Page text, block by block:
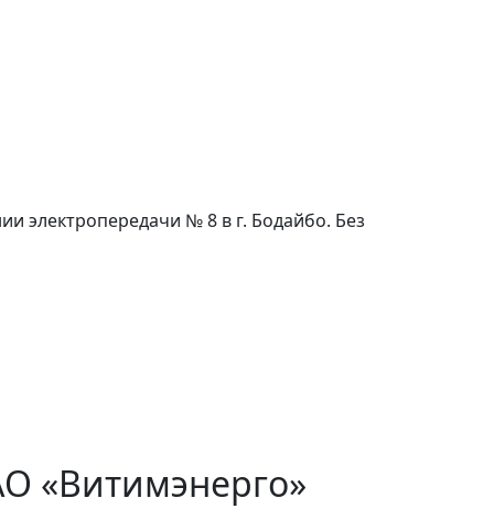
электропередачи № 8 в г. Бодайбо. Без
«Витимэнерго»